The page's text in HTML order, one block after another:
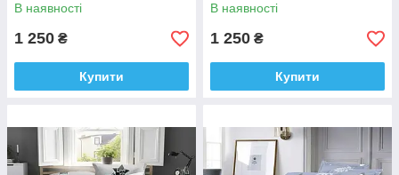
В наявності
1 250 ₴
Купити
В наявності
1 250 ₴
Купити